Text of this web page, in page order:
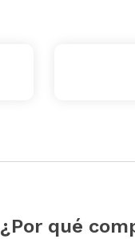
¿Por qué